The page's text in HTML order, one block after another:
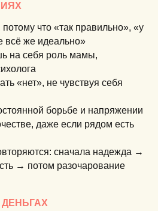
потому что «так правильно», «у
всё же идеально»
на себя роль мамы,
«нет», не чувствуя себя
борьбе и напряжении
даже если рядом есть
сначала надежда →
→ потом разочарование
ДЕНЬГАХ